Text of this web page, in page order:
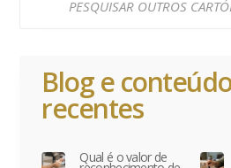
Blog e
recentes
Qual é o valor de